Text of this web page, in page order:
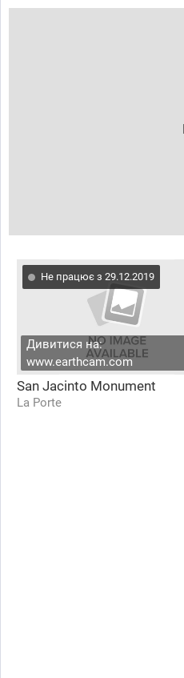
Не працює з 29.12.2019
Дивитися на:
www.earthcam.com
San Jacinto Monument
La Porte